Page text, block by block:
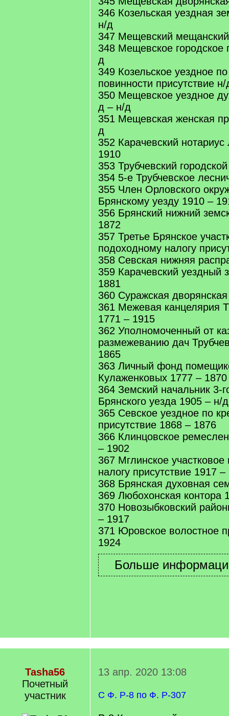
346 Козельская уездная
н/д
347 Мещевский
348 Мещевское городское
д
349 Козельское уездное
повинности присутствие
350 Мещевское уездное
д – н/д
351 Мещевская женская
д
352 Карачевский
1910
353 Трубчевский
354 5-е Трубчевское
355 Член Орловского
Брянскому уезду 1910 –
356 Брянский нижний
1872
357 Третье Брянское
подоходному налогу
358 Севская нижняя
359 Карачевский уездный
1881
360 Суражская
361 Межевая канцелярия
1771 – 1915
362 Уполномоченный от
размежеванию дач
1865
363 Личный фонд
Кулаженковых 1777 – 1870
364 Земский начальник 3-
Брянского уезда 1905 – н/д
365 Севское уездное по
присутствие 1868 – 1876
366 Клинцовское
– 1902
367 Мглинское
налогу присутствие 1917 –
368 Брянская духовная
369 Любохонская контора
370 Новозыбковский
– 1917
371 Юровское волостное
1924
Tasha56
Почетный
учаcтник
13 апр. 2020 13:08
С Ф. Р-8 по Ф. Р-307